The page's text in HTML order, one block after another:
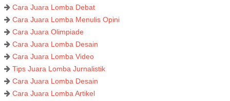
Cara Juara Lomba Debat
Cara Juara Lomba Menulis Opini
Cara Juara Olimpiade
Cara Juara Lomba Desain
Cara Juara Lomba Video
Tips Juara Lomba Jurnalistik
Cara Juara Lomba Desain
Cara Juara Lomba Artikel